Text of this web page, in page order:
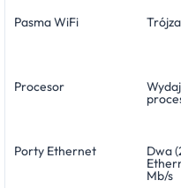
Pasma WiFi
Procesor
Porty Ethernet Dwa
Mb/s